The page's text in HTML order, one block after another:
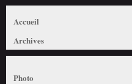
Accueil
Archives
Photo